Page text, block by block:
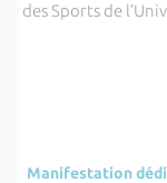
des Sports de
Manifestation